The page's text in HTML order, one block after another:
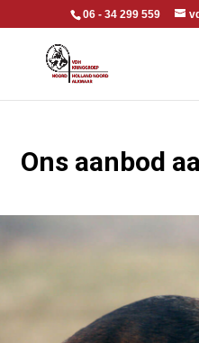
06 - 34 299 559
Ons aanbod